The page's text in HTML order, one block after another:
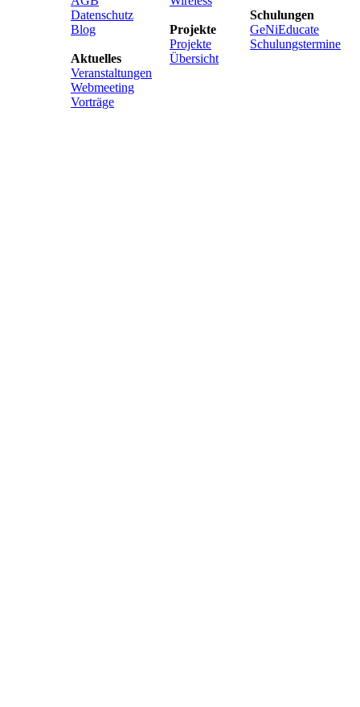
Datenschutz
Blog
Aktuelles
Veranstaltungen
Webmeeting
Vorträge
Projekte
Projekte
Übersicht
Schulungen
GeNiEducate
Schulungstermine